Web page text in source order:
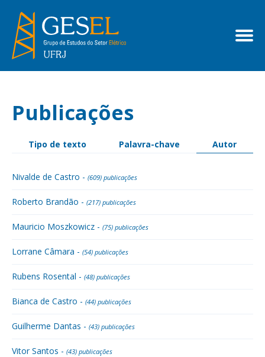
Publicações
Tipo de texto Palavra-chave Autor
Nivalde de Castro - (609) publicações
Roberto Brandão - (217) publicações
Mauricio Moszkowicz - (75) publicações
Lorrane Câmara - (54) publicações
Rubens Rosental - (48) publicações
Bianca de Castro - (44) publicações
Guilherme Dantas - (43) publicações
Vitor Santos - (43) publicações